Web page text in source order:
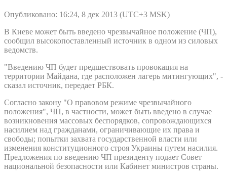
Опубликовано: 16:24, 8 дек 2013 (UTC+3 MSK)
В Киеве может быть введено чрезвычайное положение (ЧП),
сообщил высокопоставленный источник в одном из силовых
ведомств.
"Введению ЧП будет предшествовать провокация на
территории Майдана, где расположен лагерь митингующих", -
сказал источник, передает РБК.
Согласно закону "О правовом режиме чрезвычайного
положения", ЧП, в частности, может быть введено в случае
возникновения массовых беспорядков, сопровождающихся
насилием над гражданами, ограничивающие их права и
свободы; попытки захвата государственной власти или
изменения конституционного строя Украины путем насилия.
Предложения по введению ЧП президенту подает Совет
национальной безопасности или Кабинет министров страны.